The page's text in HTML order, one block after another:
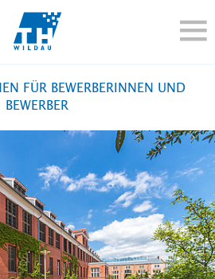
TH-
Anfahrt Webmail Moodle
FÜR BEWERBERINNEN UND
BEWERBER